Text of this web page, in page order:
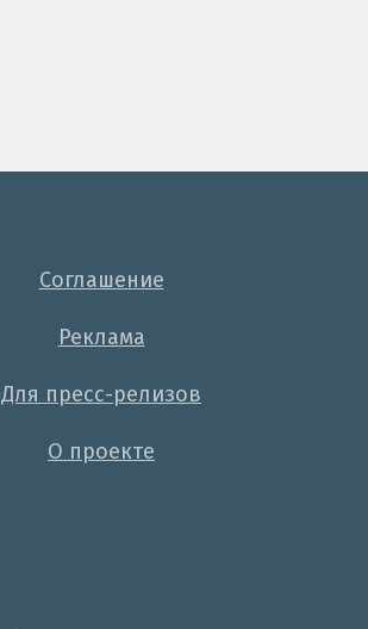
Соглашение
Реклама
Для пресс-релизов
О проекте